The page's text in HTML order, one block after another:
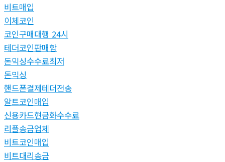
비트매입
이체코인
코인구매대행 24시
테더코인판매함
돈믹싱수수료최저
돈믹싱
핸드폰결제테더전송
알트코인매입
신용카드현금화수수료
리플송금업체
비트코인매입
비트대리송금